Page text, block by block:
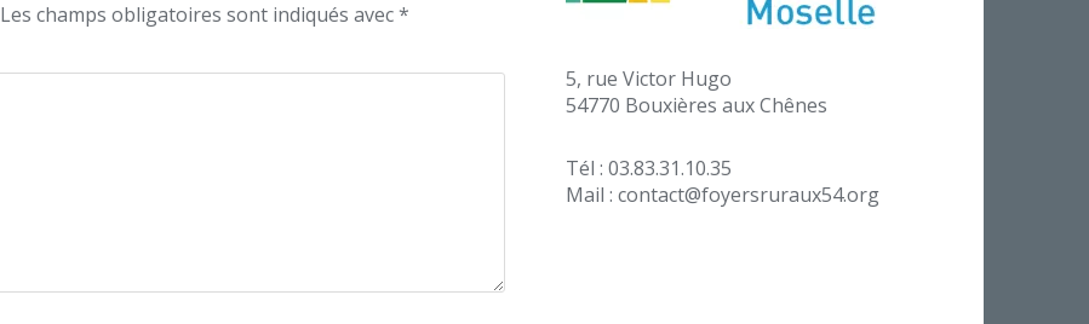
Les champs obligatoires sont indiqués avec*
5, rue Victor Hugo
54770 Bouxières aux Chênes
Tél : 03.83.31.10.35
Mail : contact@foyersruraux54.org